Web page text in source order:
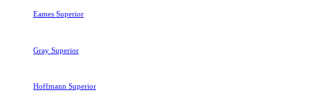
Eames Superior
Gray Superior
Hoffmann Superior